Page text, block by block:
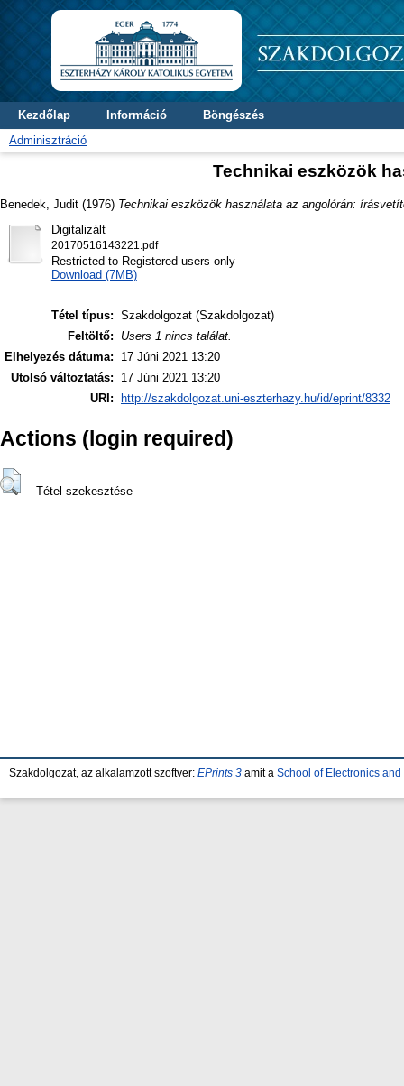
Kezdőlap Információ
Böngészés
Adminisztráció
Technikai eszközök
Benedek, Judit (1976) Technikai eszközök használata az angolórán:
Digitalizált
20170516143221.pdf
Restricted to Registered users only
Download (7MB)
Tétel típus: Szakdolgozat (Szakdolgozat)
Feltöltő:
Users 1 nincs találat.
Elhelyezés dátuma:
17 Júni 2021 13:20
Utolsó változtatás:
17 Júni 2021 13:20
URI:
http://szakdolgozat.uni-eszterhazy.hu/id/eprint/8332
Actions (login required)
Tétel szekesztése
Szakdolgozat, az alkalamzott szoftver: EPrints 3 amit a School of Electronics